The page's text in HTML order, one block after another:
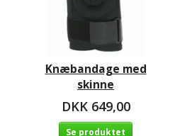
Knæbandage med
skinne
DKK 649,00
Se produktet